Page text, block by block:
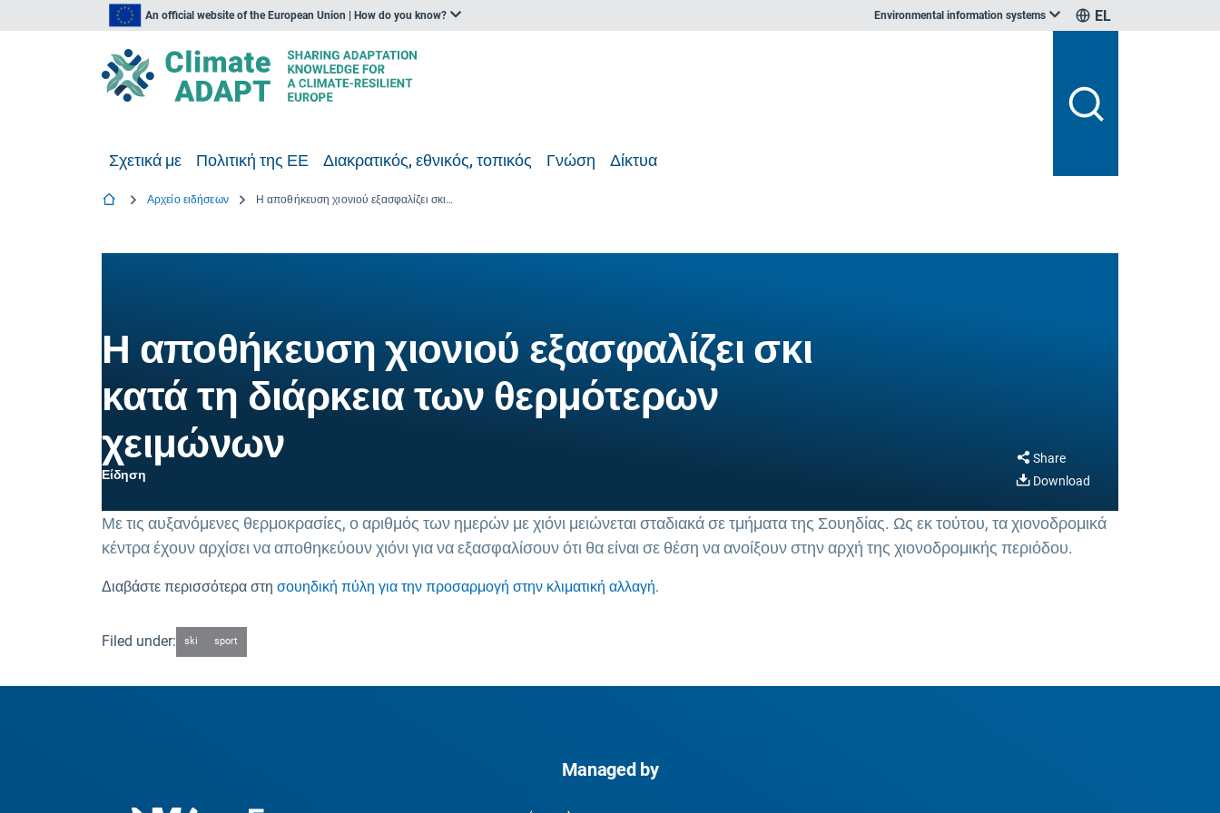
An official website of the European Union | How do you know? Environmental information systems EL
Σχετικά με Πολιτική της ΕΕ Διακρατικός, εθνικός, τοπικός Γνώση Δίκτυα
Αρχείο ειδήσεων Η αποθήκευση χιονιού εξασφαλίζει σκι κατά τη διάρκεια των θερμότερων χειμώνων
Η αποθήκευση χιονιού εξασφαλίζει σκι
κατά τη διάρκεια των θερμότερων
χειμώνων
Είδηση
Share
Download
Με τις αυξανόμενες θερμοκρασίες, ο αριθμός των ημερών με χιόνι μειώνεται σταδιακά σε τμήματα της Σουηδίας. Ως εκ τούτου, τα χιονοδρομικά
κέντρα έχουν αρχίσει να αποθηκεύουν χιόνι για να εξασφαλίσουν ότι θα είναι σε θέση να ανοίξουν στην αρχή της χιονοδρομικής περιόδου.
Διαβάστε περισσότερα στη σουηδική πύλη για την προσαρμογή στην κλιματική αλλαγή.
Filed under: ski sport
Managed by